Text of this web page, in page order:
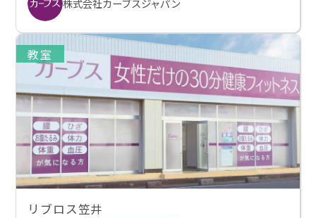
株式会社カーブスジャパン
教室
リブロス笠井